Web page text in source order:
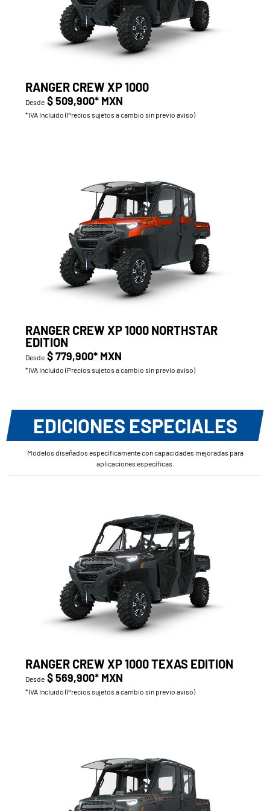
RANGER CREW XP 1000
Desde $ 509,900* MXN
*IVA Incluido (Precios sujetos a cambio sin previo aviso)
RANGER CREW XP 1000 NORTHSTAR
EDITION
Desde $ 779,900* MXN
*IVA Incluido (Precios sujetos a cambio sin previo aviso)
EDICIONES ESPECIALES
Modelos diseñados específicamente con capacidades mejoradas para
aplicaciones específicas.
RANGER CREW XP 1000 TEXAS EDITION
Desde $ 569,900* MXN
*IVA Incluido (Precios sujetos a cambio sin previo aviso)